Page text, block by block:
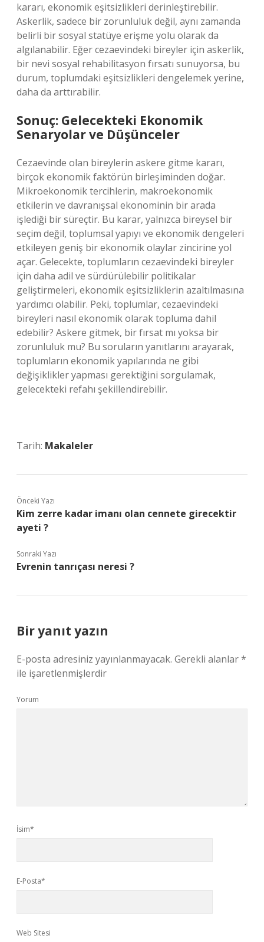
kararı, ekonomik eşitsizlikleri derinleştirebilir.
Askerlik, sadece bir zorunluluk değil, aynı zamanda
belirli bir sosyal statüye erişme yolu olarak da
algılanabilir. Eğer cezaevindeki bireyler için askerlik,
bir nevi sosyal rehabilitasyon fırsatı sunuyorsa, bu
durum, toplumdaki eşitsizlikleri dengelemek yerine,
daha da arttırabilir.
Sonuç: Gelecekteki Ekonomik
Senaryolar ve Düşünceler
Cezaevinde olan bireylerin askere gitme kararı,
birçok ekonomik faktörün birleşiminden doğar.
Mikroekonomik tercihlerin, makroekonomik
etkilerin ve davranışsal ekonominin bir arada
işlediği bir süreçtir. Bu karar, yalnızca bireysel bir
seçim değil, toplumsal yapıyı ve ekonomik dengeleri
etkileyen geniş bir ekonomik olaylar zincirine yol
açar. Gelecekte, toplumların cezaevindeki bireyler
için daha adil ve sürdürülebilir politikalar
geliştirmeleri, ekonomik eşitsizliklerin azaltılmasına
yardımcı olabilir. Peki, toplumlar, cezaevindeki
bireyleri nasıl ekonomik olarak topluma dahil
edebilir? Askere gitmek, bir fırsat mı yoksa bir
zorunluluk mu? Bu soruların yanıtlarını arayarak,
toplumların ekonomik yapılarında ne gibi
değişiklikler yapması gerektiğini sorgulamak,
gelecekteki refahı şekillendirebilir.
Tarih: Makaleler
Önceki Yazı
Kim zerre kadar imanı olan cennete girecektir
ayeti ?
Sonraki Yazı
Evrenin tanrıçası neresi ?
Bir yanıt yazın
E-posta adresiniz yayınlanmayacak. Gerekli alanlar*
ile işaretlenmişlerdir
Yorum
İsim*
E-Posta*
Web Sitesi